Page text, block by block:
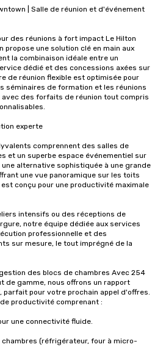
| Salle de réunion et d'événement
des réunions à fort impact Le Hilton
propose une solution clé en main aux
la combinaison idéale entre un
dédié et des concessions axées sur
de réunion flexible est optimisée pour
séminaires de formation et les réunions
des forfaits de réunion tout compris
experte
comprennent des salles de
et un superbe espace événementiel sur
alternative sophistiquée à une grande
une vue panoramique sur les toits
conçu pour une productivité maximale
intensifs ou des réceptions de
notre équipe dédiée aux services
professionnelle et des
sur mesure, le tout imprégné de la
des blocs de chambres Avec 254
de gamme, nous offrons un rapport
pour votre prochain appel d'offres.
productivité comprenant :
une connectivité fluide.
chambres (réfrigérateur, four à micro-